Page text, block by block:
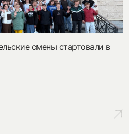
смены стартовали в